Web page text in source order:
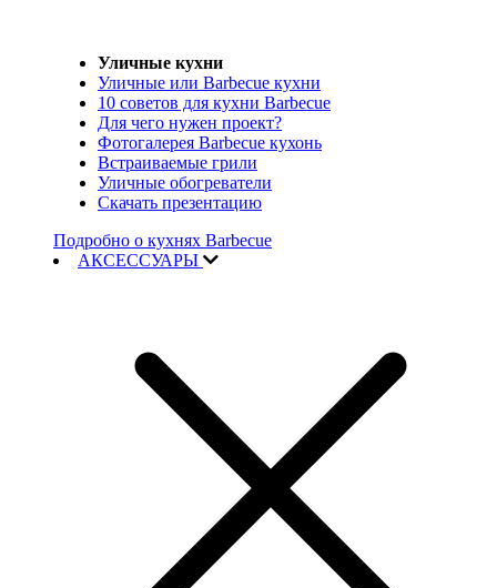
Уличные кухни
Уличные или Barbecue кухни
10 советов для кухни Barbecue
Для чего нужен проект?
Фотогалерея Barbecue кухонь
Встраиваемые грили
Уличные обогреватели
Скачать презентацию
Подробно о кухнях Barbecue
АКСЕССУАРЫ